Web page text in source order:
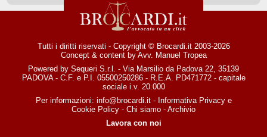
Tutti i diritti riservati - Copyright © Brocardi.it 2003-2026
Concept & content by Avv. Manuel Tropea
Powered by Sequeri S.r.l. - Via Marsilio da Padova 22, 35139
PADOVA - C.F. e P.I. 05500250286 - R.E.A. PD471772 - capitale
sociale i.v. 20.000
Per informazioni: info@brocardi.it- Informativa Privacye
Cookie Policy - Chi siamo - Archivio
Lavora con noi